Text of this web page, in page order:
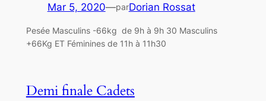
Mar 5, 2020—parDorian Rossat
Pesée Masculins -66kg de 9h à 9h 30 Masculins
+66Kg ET Féminines de 11h à 11h30
Demi finale Cadets